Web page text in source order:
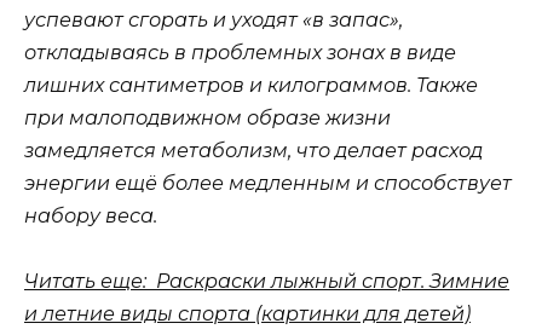
успевают сгорать и уходят «в запас»,
откладываясь в проблемных зонах в виде
лишних сантиметров и килограммов. Также
при малоподвижном образе жизни
замедляется метаболизм, что делает расход
энергии ещё более медленным и способствует
набору веса.
Читать еще: Раскраски лыжный спорт. Зимние
и летние виды спорта (картинки для детей)